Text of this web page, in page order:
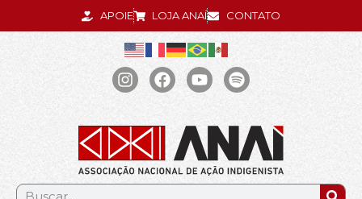
APOIE LOJA ANAÍ CONTATO